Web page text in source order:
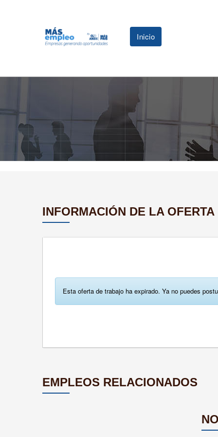
Inicio
INFORMACIÓN DE LA OFERTA
Esta oferta de trabajo ha expirado. Ya no puedes
EMPLEOS RELACIONADOS